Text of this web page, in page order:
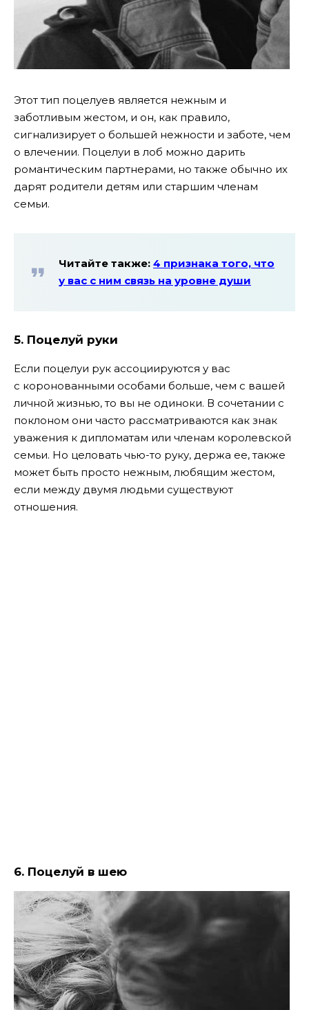
Этот тип поцелуев является нежным и
заботливым жестом, и он, как правило,
сигнализирует о большей нежности и заботе, чем
о влечении. Поцелуи в лоб можно дарить
романтическим партнерами, но также обычно их
дарят родители детям или старшим членам
семьи.
Читайте также: 4 признака того, что
у вас с ним связь на уровне души
5. Поцелуй руки
Если поцелуи рук ассоциируются у вас
с коронованными особами больше, чем с вашей
личной жизнью, то вы не одиноки. В сочетании с
поклоном они часто рассматриваются как знак
уважения к дипломатам или членам королевской
семьи. Но целовать чью-то руку, держа ее, также
может быть просто нежным, любящим жестом,
если между двумя людьми существуют
отношения.
6. Поцелуй в шею